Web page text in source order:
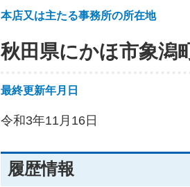
本店又は主たる事務所の所在地
秋田県にかほ市象潟
最終更新年月日
令和3年11月16日
履歴情報